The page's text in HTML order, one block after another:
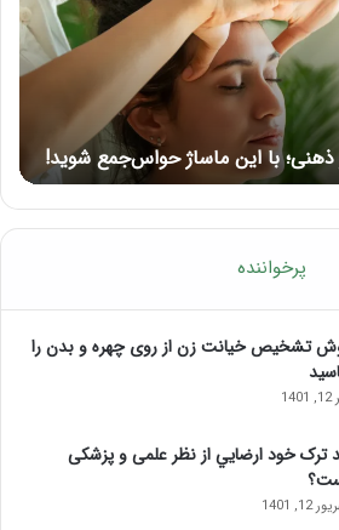
ذهنی؛ با این ماساژ حواس‌جمع شوید!
از
پرخواننده
تشخیص خیانت زن از روی چهره و بدن را
ترک خود ارضايي از نظر علمی و پزشکی
12, 1401